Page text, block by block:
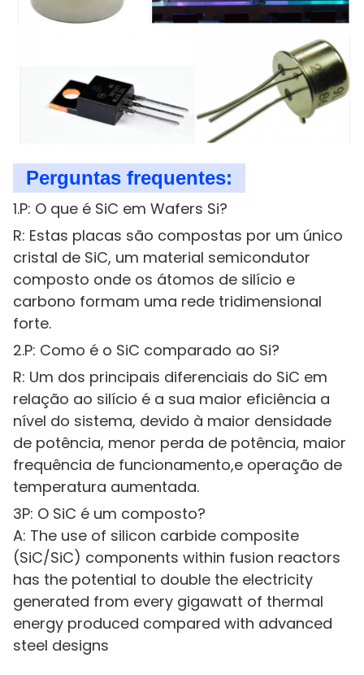
Perguntas frequentes:
1.P: O que é SiC em Wafers Si?
R: Estas placas são compostas por um único
cristal de SiC, um material semicondutor
composto onde os átomos de silício e
carbono formam uma rede tridimensional
forte.
2.P: Como é o SiC comparado ao Si?
R: Um dos principais diferenciais do SiC em
relação ao silício é a sua maior eficiência a
nível do sistema, devido à maior densidade
de potência, menor perda de potência, maior
frequência de funcionamento,e operação de
temperatura aumentada.
3P: O SiC é um composto?
A: The use of silicon carbide composite
(SiC/SiC) components within fusion reactors
has the potential to double the electricity
generated from every gigawatt of thermal
energy produced compared with advanced
steel designs